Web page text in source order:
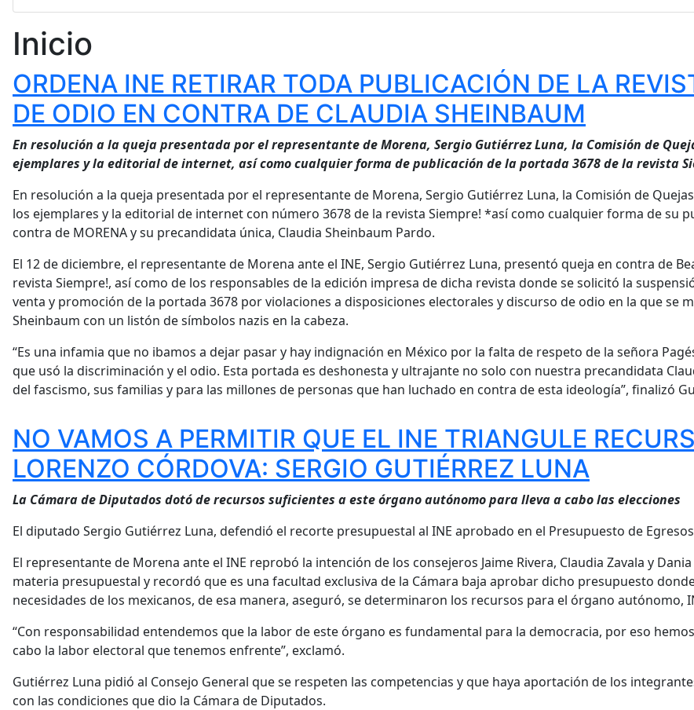
Inicio
ORDENA INE RETIRAR TODA PUBLICACIÓN DE LA
DE ODIO EN CONTRA DE CLAUDIA SHEINBAUM
En resolución a la queja presentada por el representante de Morena, Sergio Gutiérrez Luna, la Comisión de
ejemplares y la editorial de internet, así como cualquier forma de publicación de la portada 3678 de la revista
En resolución a la queja presentada por el representante de Morena, Sergio Gutiérrez Luna, la Comisión de
los ejemplares y la editorial de internet con número 3678 de la revista Siempre! *así como cualquier forma de su
contra de MORENA y su precandidata única, Claudia Sheinbaum Pardo.
El 12 de diciembre, el representante de Morena ante el INE, Sergio Gutiérrez Luna, presentó queja en contra de
revista Siempre!, así como de los responsables de la edición impresa de dicha revista donde se solicitó la
venta y promoción de la portada 3678 por violaciones a disposiciones electorales y discurso de odio en la que se
Sheinbaum con un listón de símbolos nazis en la cabeza.
“Es una infamia que no ibamos a dejar pasar y hay indignación en México por la falta de respeto de la señora
que usó la discriminación y el odio. Esta portada es deshonesta y ultrajante no solo con nuestra precandidata
del fascismo, sus familias y para las millones de personas que han luchado en contra de esta ideología”, finalizó
NO VAMOS A PERMITIR QUE EL INE TRIANGULE
LORENZO CÓRDOVA: SERGIO GUTIÉRREZ LUNA
La Cámara de Diputados dotó de recursos suficientes a este órgano autónomo para lleva a cabo las elecciones
El diputado Sergio Gutiérrez Luna, defendió el recorte presupuestal al INE aprobado en el Presupuesto de
El representante de Morena ante el INE reprobó la intención de los consejeros Jaime Rivera, Claudia Zavala y
materia presupuestal y recordó que es una facultad exclusiva de la Cámara baja aprobar dicho presupuesto
necesidades de los mexicanos, de esa manera, aseguró, se determinaron los recursos para el órgano autónomo,
“Con responsabilidad entendemos que la labor de este órgano es fundamental para la democracia, por eso
cabo la labor electoral que tenemos enfrente”, exclamó.
Gutiérrez Luna pidió al Consejo General que se respeten las competencias y que haya aportación de los
con las condiciones que dio la Cámara de Diputados.